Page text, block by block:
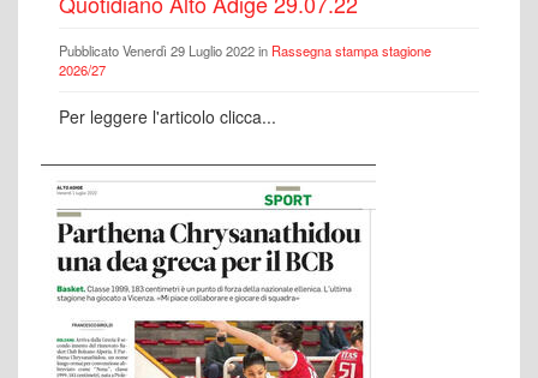
Pubblicato Venerdì 29 Luglio 2022 in Rassegna stampa stagione
2026/27
Per leggere l'articolo clicca...